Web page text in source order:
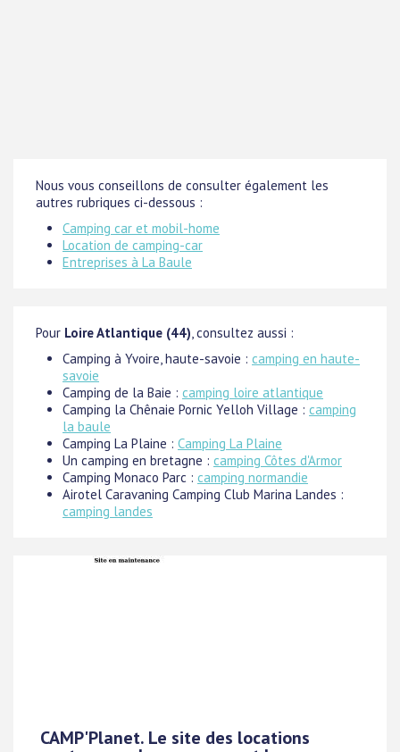
Nous vous conseillons de consulter également les
autres rubriques ci-dessous :
Camping car et mobil-home
Location de camping-car
Entreprises à La Baule
Pour Loire Atlantique (44) , consultez aussi :
Camping à Yvoire, haute-savoie : camping en haute-
savoie
Camping de la Baie : camping loire atlantique
Camping la Chênaie Pornic Yelloh Village : camping
la baule
Camping La Plaine : Camping La Plaine
Un camping en bretagne : camping Côtes d'Armor
Camping Monaco Parc : camping normandie
Airotel Caravaning Camping Club Marina Landes :
camping landes
CAMP'Planet. Le site des locations